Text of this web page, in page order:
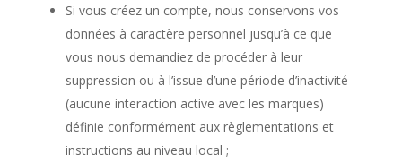
Si vous créez un compte, nous conservons vos
données à caractère personnel jusqu’à ce que
vous nous demandiez de procéder à leur
suppression ou à l’issue d’une période d’inactivité
(aucune interaction active avec les marques)
définie conformément aux règlementations et
instructions au niveau local ;